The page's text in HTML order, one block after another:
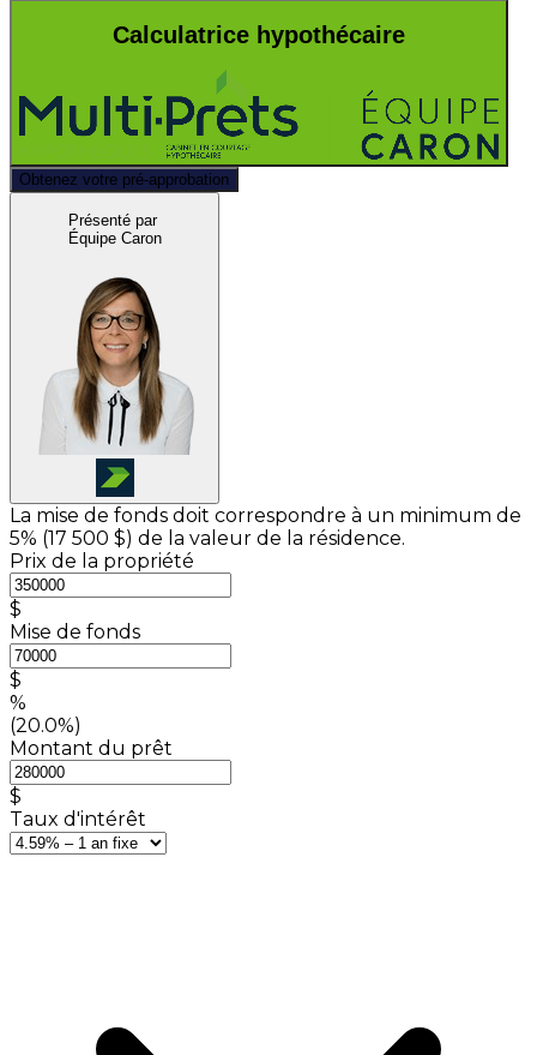
Calculatrice hypothécaire
Obtenez votre pré-approbation
Présenté par
Équipe Caron
La mise de fonds doit correspondre à un minimum de
5% (17 500 $) de la valeur de la résidence.
Prix de la propriété
$
Mise de fonds
$
%
(20.0%)
Montant du prêt
$
Taux d'intérêt